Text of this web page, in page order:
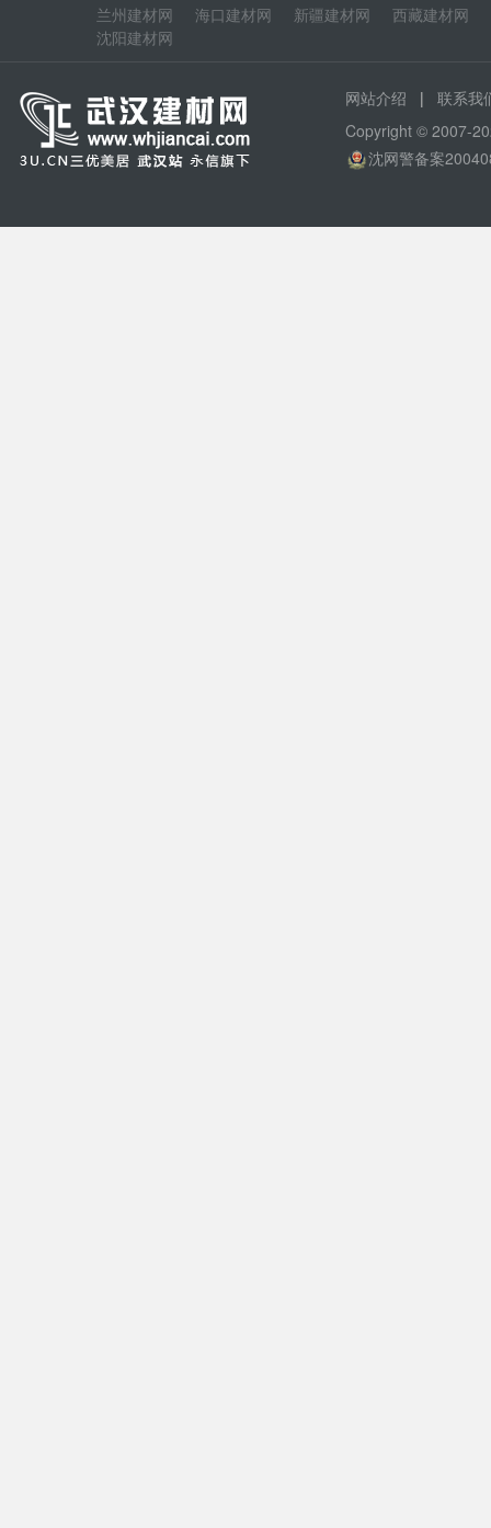
兰州建材网
海口建材网 新疆建材网 西藏建材网
沈阳建材网
网站介绍 | 联系我
Copyright © 2007-
沈网警备案